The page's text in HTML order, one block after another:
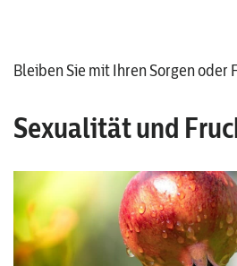
Bleiben Sie mit Ihren Sorgen oder
Sexualität und